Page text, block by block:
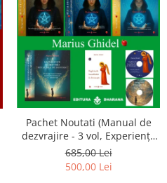
Pachet Noutati (Manual de
dezvrajire - 3 vol, Experiențe
și amintiri, Rugăciunile
Luceafarului de dimineata) -
Marius Ghidel
685,00 Lei
500,00 Lei